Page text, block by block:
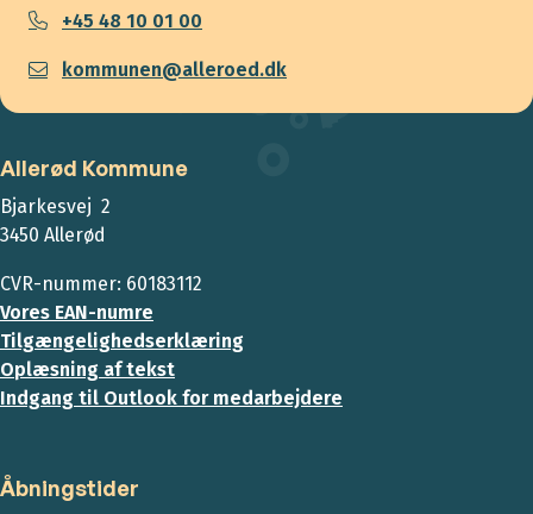
+45 48 10 01 00
kommunen@alleroed.dk
Allerød Kommune
Bjarkesvej 2
3450 Allerød
CVR-nummer: 60183112
Vores EAN-numre
Tilgængelighedserklæring
Oplæsning af tekst
Indgang til Outlook for medarbejdere
Åbningstider